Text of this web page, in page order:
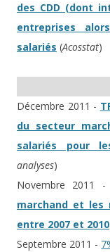
des CDD (dont
entreprises
salariés (Acosstat)
Décembre 2011 -
du secteur
salariés pour
analyses)
Novembre 2011 -
marchand et les
entre 2007 et 2010
Septembre 2011 -